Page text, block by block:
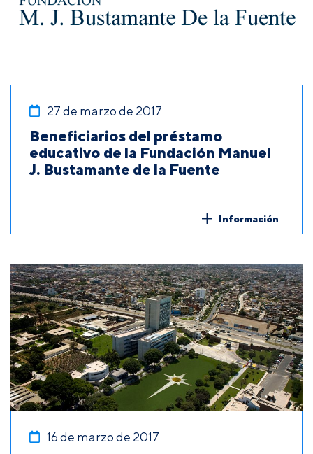
27 de marzo de 2017
Beneficiarios del préstamo
educativo de la Fundación Manuel
J. Bustamante de la Fuente
Información
16 de marzo de 2017